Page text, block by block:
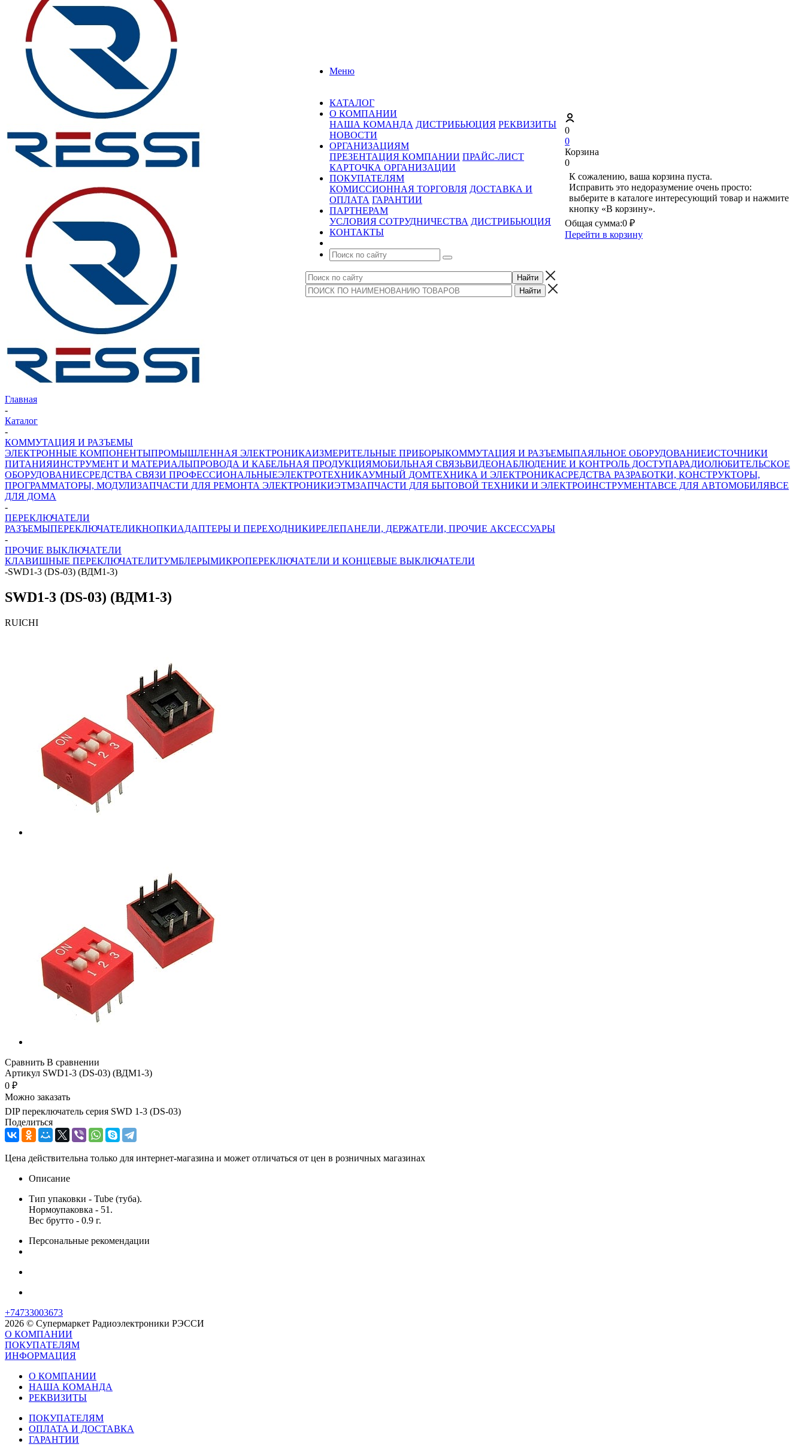
Меню
КАТАЛОГ
О КОМПАНИИ
НАША КОМАНДА ДИСТРИБЬЮЦИЯ РЕКВИЗИТЫ
НОВОСТИ
ОРГАНИЗАЦИЯМ
ПРЕЗЕНТАЦИЯ КОМПАНИИ ПРАЙС-ЛИСТ
КАРТОЧКА ОРГАНИЗАЦИИ
ПОКУПАТЕЛЯМ
КОМИССИОННАЯ ТОРГОВЛЯ ДОСТАВКА И
ОПЛАТА ГАРАНТИИ
ПАРТНЕРАМ
УСЛОВИЯ СОТРУДНИЧЕСТВА ДИСТРИБЬЮЦИЯ
КОНТАКТЫ
0
0
Корзина
0
К сожалению, ваша корзина пуста.
Исправить это недоразумение очень просто:
выберите в каталоге интересующий товар и нажмите
кнопку «В корзину».
Общая сумма:0 ₽
Перейти в корзину
Главная
-
Каталог
-
КОММУТАЦИЯ И РАЗЪЕМЫ
ЭЛЕКТРОННЫЕ КОМПОНЕНТЫПРОМЫШЛЕННАЯ ЭЛЕКТРОНИКАИЗМЕРИТЕЛЬНЫЕ ПРИБОРЫКОММУТАЦИЯ И РАЗЪЕМЫПАЯЛЬНОЕ ОБОРУДОВАНИЕИСТОЧНИКИ
ПИТАНИЯИНСТРУМЕНТ И МАТЕРИАЛЫПРОВОДА И КАБЕЛЬНАЯ ПРОДУКЦИЯМОБИЛЬНАЯ СВЯЗЬВИДЕОНАБЛЮДЕНИЕ И КОНТРОЛЬ ДОСТУПАРАДИОЛЮБИТЕЛЬСКОЕ
ОБОРУДОВАНИЕСРЕДСТВА СВЯЗИ ПРОФЕССИОНАЛЬНЫЕЭЛЕКТРОТЕХНИКАУМНЫЙ ДОМТЕХНИКА И ЭЛЕКТРОНИКАСРЕДСТВА РАЗРАБОТКИ, КОНСТРУКТОРЫ,
ПРОГРАММАТОРЫ, МОДУЛИЗАПЧАСТИ ДЛЯ РЕМОНТА ЭЛЕКТРОНИКИЭТМЗАПЧАСТИ ДЛЯ БЫТОВОЙ ТЕХНИКИ И ЭЛЕКТРОИНСТРУМЕНТАВСЕ ДЛЯ АВТОМОБИЛЯВСЕ
ДЛЯ ДОМА
-
ПЕРЕКЛЮЧАТЕЛИ
РАЗЪЕМЫПЕРЕКЛЮЧАТЕЛИКНОПКИАДАПТЕРЫ И ПЕРЕХОДНИКИРЕЛЕПАНЕЛИ, ДЕРЖАТЕЛИ, ПРОЧИЕ АКСЕССУАРЫ
-
ПРОЧИЕ ВЫКЛЮЧАТЕЛИ
КЛАВИШНЫЕ ПЕРЕКЛЮЧАТЕЛИТУМБЛЕРЫМИКРОПЕРЕКЛЮЧАТЕЛИ И КОНЦЕВЫЕ ВЫКЛЮЧАТЕЛИ
-SWD1-3 (DS-03) (ВДМ1-3)
SWD1-3 (DS-03) (ВДМ1-3)
RUICHI
Сравнить В сравнении
Артикул SWD1-3 (DS-03) (ВДМ1-3)
0 ₽
Можно заказать
DIP переключатель серия SWD 1-3 (DS-03)
Поделиться
Цена действительна только для интернет-магазина и может отличаться от цен в розничных магазинах
Описание
Тип упаковки - Tube (туба).
Нормоупаковка - 51.
Вес брутто - 0.9 г.
Персональные рекомендации
+74733003673
2026 © Супермаркет Радиоэлектроники РЭССИ
О КОМПАНИИ
ПОКУПАТЕЛЯМ
ИНФОРМАЦИЯ
О КОМПАНИИ
НАША КОМАНДА
РЕКВИЗИТЫ
ПОКУПАТЕЛЯМ
ОПЛАТА И ДОСТАВКА
ГАРАНТИИ